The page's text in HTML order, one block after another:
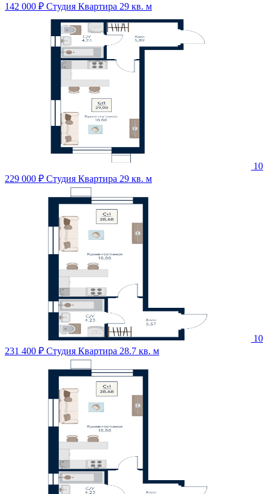
142 000 ₽ Студия Квартира 29 кв. м
10
229 000 ₽ Студия Квартира 29 кв. м
10
231 400 ₽ Студия Квартира 28.7 кв. м